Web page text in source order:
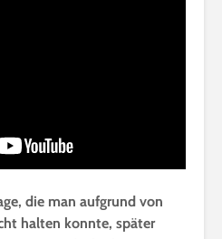
die man aufgrund von
halten konnte, später